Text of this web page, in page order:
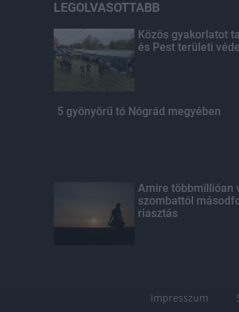
LEGOLVASOTTABB
Közös gyakorlatot
és Pest területi
5 gyönyörű tó Nógrád megyében
Amire többmillióan
szombattól
riasztás
Impresszum